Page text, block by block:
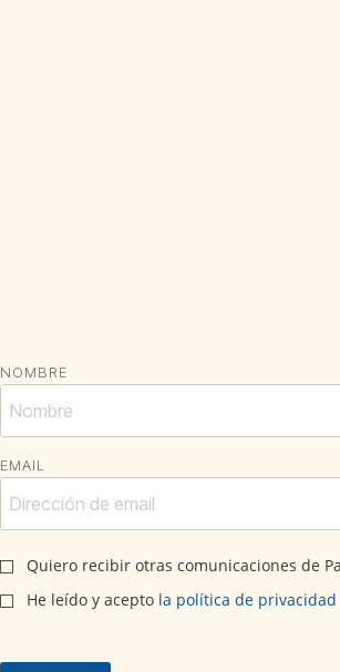
NOMBRE
EMAIL
Quiero recibir otras comunicaciones de
He leído y acepto la política de privacidad